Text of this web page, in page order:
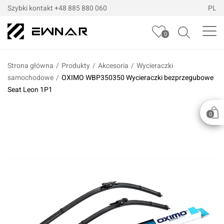
Szybki kontakt +48 885 880 060 PL
0
0
Strona główna / Produkty / Akcesoria / Wycieraczki
samochodowe / OXIMO WBP350350 Wycieraczki bezprzegubowe
Seat Leon 1P1